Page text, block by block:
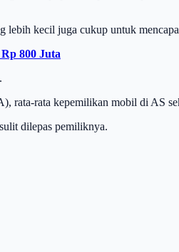
kecil juga cukup untuk
800 Juta
rata-rata kepemilikan mobil di AS
dilepas pemiliknya.